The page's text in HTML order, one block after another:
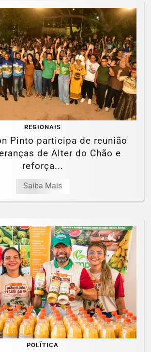
REGIONAIS
Pinto participa de reunião
de Alter do Chão e
reforça...
Saiba Mais
POLÍTICA